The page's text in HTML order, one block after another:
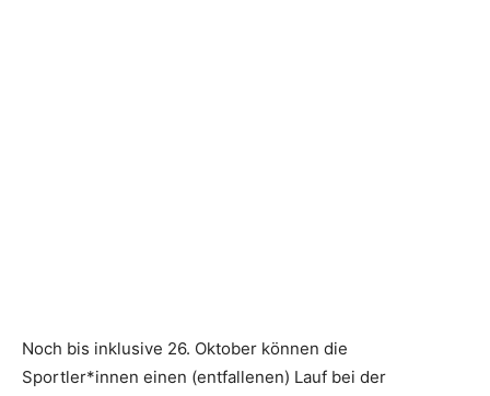
Noch bis inklusive 26. Oktober können die
Sportler*innen einen (entfallenen) Lauf bei der